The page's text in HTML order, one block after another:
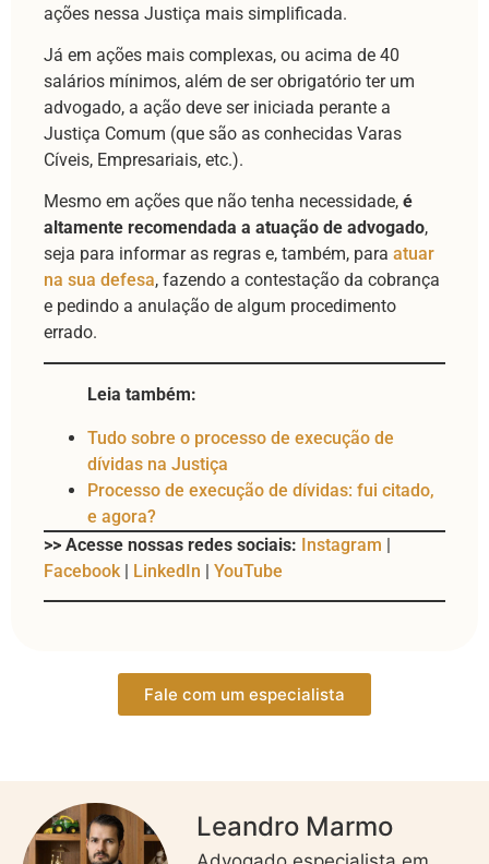
ações nessa Justiça mais simplificada.
Já em ações mais complexas, ou acima de 40
salários mínimos, além de ser obrigatório ter um
advogado, a ação deve ser iniciada perante a
Justiça Comum (que são as conhecidas Varas
Cíveis, Empresariais, etc.).
Mesmo em ações que não tenha necessidade, é
altamente recomendada a atuação de advogado,
seja para informar as regras e, também, para atuar
na sua defesa, fazendo a contestação da cobrança
e pedindo a anulação de algum procedimento
errado.
Leia também:
Tudo sobre o processo de execução de
dívidas na Justiça
Processo de execução de dívidas: fui citado,
e agora?
>> Acesse nossas redes sociais: Instagram |
Facebook| LinkedIn | YouTube
Fale com um especialista
Leandro Marmo